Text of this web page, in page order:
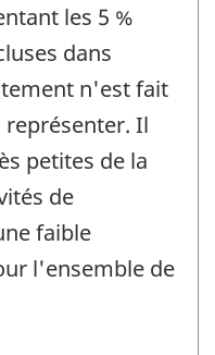
les 5 %
dans
n'est fait
Il
petites de la
de
faible
l'ensemble de